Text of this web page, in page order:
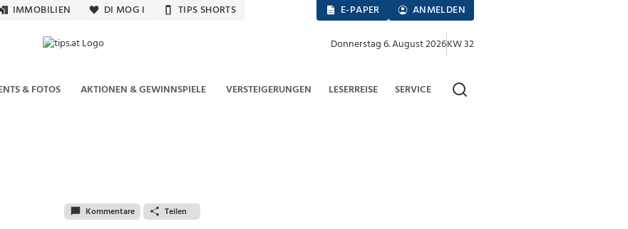
IMMOBILIEN DI MOG I TIPS SHORTS E-PAPER ANMELDEN
Donnerstag 6. August 2026KW 32
& FOTOS AKTIONEN & GEWINNSPIELE VERSTEIGERUNGEN LESERREISE SERVICE
Kommentare Teilen